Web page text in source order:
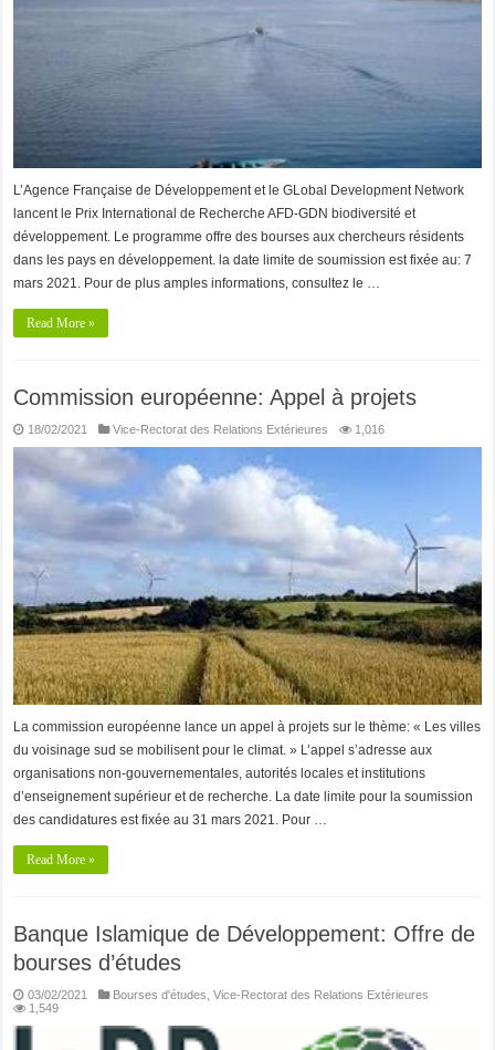
L’Agence Française de Développement et le GLobal Development Network
lancent le Prix International de Recherche AFD-GDN biodiversité et
développement. Le programme offre des bourses aux chercheurs résidents
dans les pays en développement. la date limite de soumission est fixée au: 7
mars 2021. Pour de plus amples informations, consultez le …
Read More »
Commission européenne: Appel à projets
18/02/2021 Vice-Rectorat des Relations Extérieures 1,016
La commission européenne lance un appel à projets sur le thème: « Les villes
du voisinage sud se mobilisent pour le climat. » L’appel s’adresse aux
organisations non-gouvernementales, autorités locales et institutions
d’enseignement supérieur et de recherche. La date limite pour la soumission
des candidatures est fixée au 31 mars 2021. Pour …
Read More »
Banque Islamique de Développement: Offre de
bourses d’études
03/02/2021 Bourses d'études ,Vice-Rectorat des Relations Extérieures
1,549